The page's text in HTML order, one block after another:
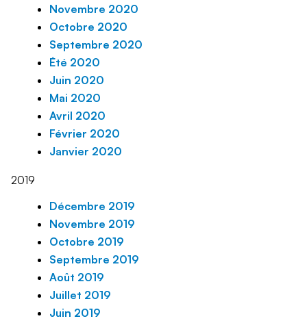
Novembre 2020
Octobre 2020
Septembre 2020
Été 2020
Juin 2020
Mai 2020
Avril 2020
Février 2020
Janvier 2020
2019
Décembre 2019
Novembre 2019
Octobre 2019
Septembre 2019
Août 2019
Juillet 2019
Juin 2019